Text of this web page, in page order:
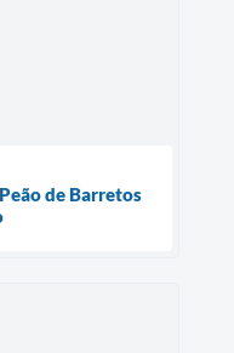
de Barretos